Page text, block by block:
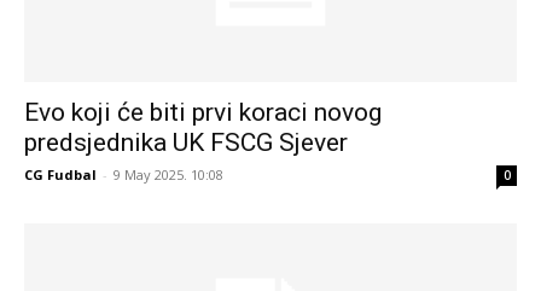
Evo koji će biti prvi koraci novog
predsjednika UK FSCG Sjever
CG Fudbal - 9 May 2025. 10:08 0